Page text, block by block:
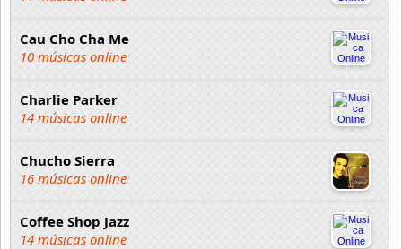
Cau Cho Cha Me
10 músicas online
Charlie Parker
14 músicas online
Chucho Sierra
16 músicas online
Coffee Shop Jazz
14 músicas online